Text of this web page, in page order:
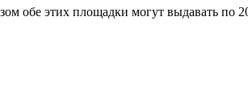
обе этих площадки могут выдавать по